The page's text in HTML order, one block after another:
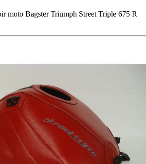
moto Bagster Triumph Street Triple 675 R